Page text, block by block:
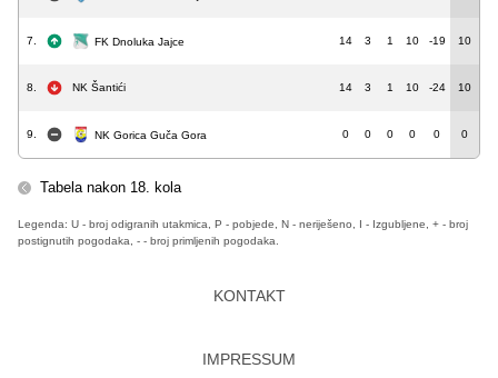
7. FK Dnoluka Jajce 14 3 1 10 -19 10
8. NK Šantići 14 3 1 10 -24 10
9. NK Gorica Guča Gora 0 0 0 0 0 0
Tabela nakon 18. kola
Legenda: U - broj odigranih utakmica, P - pobjede, N - neriješeno, I - Izgubljene, + - broj
postignutih pogodaka, - - broj primljenih pogodaka.
KONTAKT
IMPRESSUM